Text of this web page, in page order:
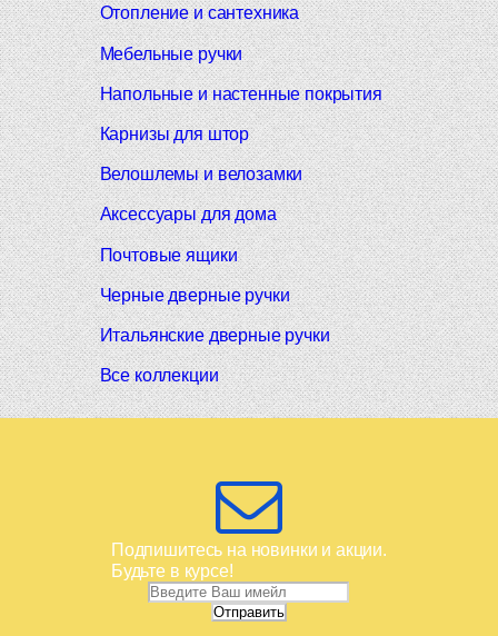
Отопление и сантехника
Мебельные ручки
Напольные и настенные покрытия
Карнизы для штор
Велошлемы и велозамки
Аксессуары для дома
Почтовые ящики
Черные дверные ручки
Итальянские дверные ручки
Все коллекции
Подпишитесь на новинки и акции.
Будьте в курсе!